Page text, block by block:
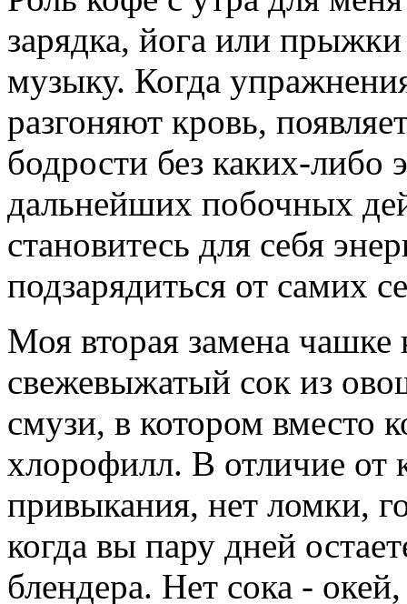
зарядка, йога или прыжки
музыку. Когда
разгоняют кровь,
бодрости без каких-либо
дальнейших побочных
становитесь для себя
подзарядиться от самих
Моя вторая замена
свежевыжатый сок из
смузи, в котором вместо
хлорофилл. В отличие от
привыкания, нет ломки,
когда вы пару дней
блендера. Нет сока -